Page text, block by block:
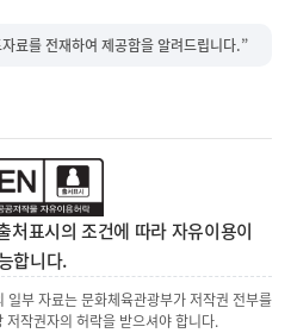
료를 전재하여 제공함을 알려드립니다.”
처표시의 조건에 따라 자유이용이
합니다.
일부 자료는 문화체육관광부가 저작권 전부를
작권자의 허락을 받으셔야 합니다.